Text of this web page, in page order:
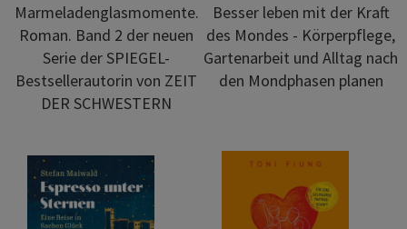
Marmeladenglasmomente.
Roman. Band 2 der neuen
Serie der SPIEGEL-
Bestsellerautorin von ZEIT
DER SCHWESTERN
Besser leben mit der Kraft
des Mondes - Körperpflege,
Gartenarbeit und Alltag nach
den Mondphasen planen